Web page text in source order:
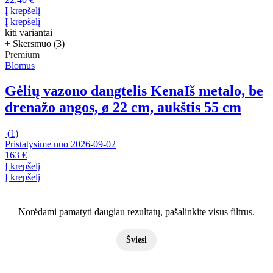
Į krepšelį
Į krepšelį
kiti variantai
+ Skersmuo (3)
Premium
Blomus
Gėlių vazono dangtelis KenaIš metalo, be
drenažo angos, ø 22 cm, aukštis 55 cm
(1)
Pristatysime nuo 2026‑09‑02
163 €
Į krepšelį
Į krepšelį
Norėdami pamatyti daugiau rezultatų, pašalinkite visus filtrus.
Šviesi